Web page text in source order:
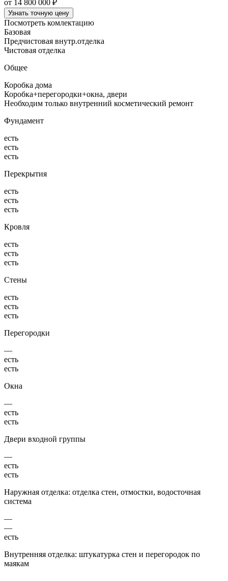
от 14 800 000 ₽
Узнать точную цену
Посмотреть комлектацию
Базовая
Предчистовая внутр.отделка
Чистовая отделка
Общее
Коробка дома
Коробка+перегородки+окна, двери
Необходим только внутренний косметический ремонт
Фундамент
есть
есть
есть
Перекрытия
есть
есть
есть
Кровля
есть
есть
есть
Стены
есть
есть
есть
Перегородки
—
есть
есть
Окна
—
есть
есть
Двери входной группы
—
есть
есть
Наружная отделка: отделка стен, отмостки, водосточная
система
—
—
есть
Внутренняя отделка: штукатурка стен и перегородок по
маякам